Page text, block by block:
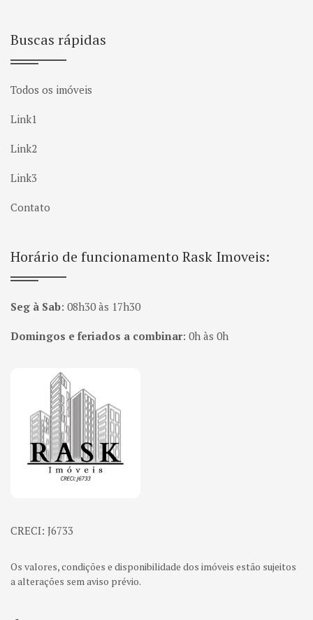
Buscas rápidas
Todos os imóveis
Link1
Link2
Link3
Contato
Horário de funcionamento Rask Imoveis:
Seg à Sab: 08h30 às 17h30
Domingos e feriados a combinar: 0h às 0h
Página inicial
CRECI: J6733
Os valores, condições e disponibilidade dos imóveis estão sujeitos
a alterações sem aviso prévio.